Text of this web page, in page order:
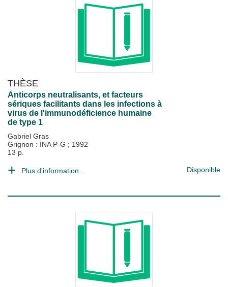
THÈSE
Anticorps neutralisants, et facteurs
sériques facilitants dans les infections à
virus de l'immunodéficience humaine
de type 1
Gabriel Gras
Grignon : INA P-G ; 1992
13 p.
Plus d'information... Disponible